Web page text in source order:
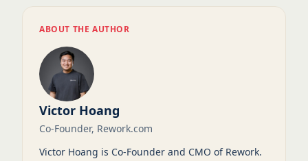
ABOUT THE AUTHOR
Victor Hoang
Co-Founder, Rework.com
Victor Hoang is Co-Founder and CMO of Rework.